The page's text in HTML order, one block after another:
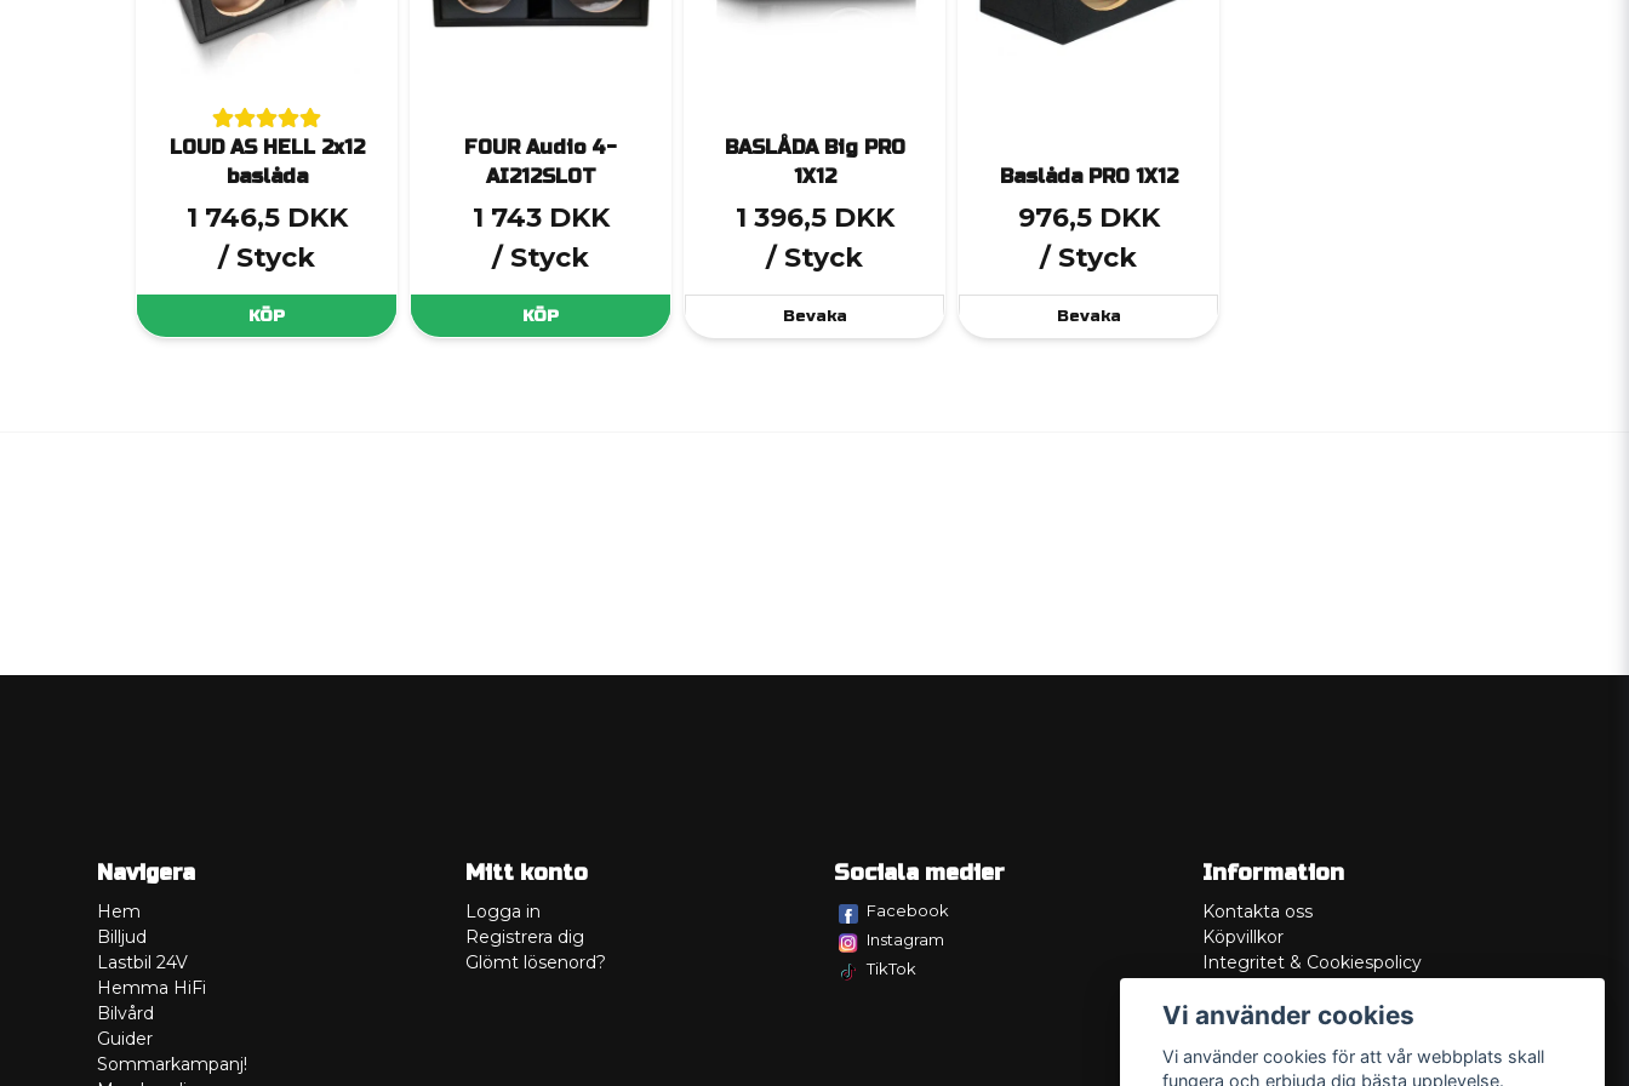
LOUD AS HELL 2x12
baslåda
1 746,5 DKK
/ Styck
KÖP
FOUR Audio 4-
AI212SLOT
1 743 DKK
/ Styck
KÖP
BASLÅDA Big PRO
1X12
1 396,5 DKK
/ Styck
Bevaka
Baslåda PRO 1X12
976,5 DKK
/ Styck
Bevaka
Navigera
Hem
Billjud
Lastbil 24V
Hemma HiFi
Bilvård
Guider
Sommarkampanj!
Mitt konto
Logga in
Registrera dig
Glömt lösenord?
Sociala medier
Facebook
Instagram
TikTok
Information
Kontakta oss
Köpvillkor
Integritet & Cookiespolicy
Service/Garanti
Lådritning
Vi använder cookies
Vi använder cookies för att vår webbplats skall
fungera och erbjuda dig bästa upplevelse.